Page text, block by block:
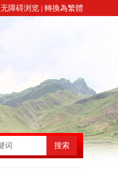
无障碍浏览 | 轉換為繁體
搜索